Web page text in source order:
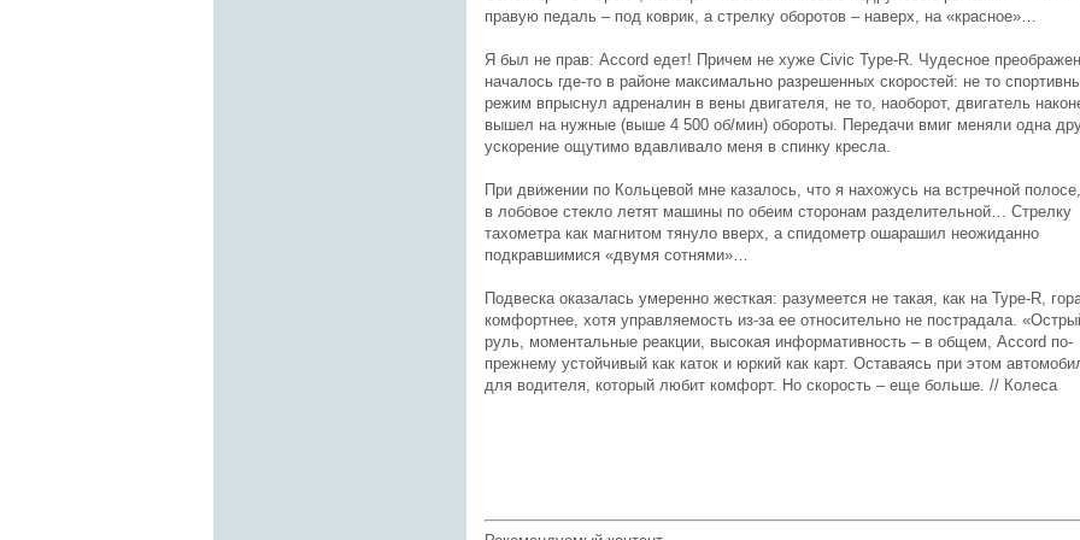
правую педаль – под коврик, а стрелку оборотов – наверх, на «красное»…
Я был не прав: Accord едет! Причем не хуже Civic Type-R. Чудесное
началось где-то в районе максимально разрешенных скоростей: не то
режим впрыснул адреналин в вены двигателя, не то, наоборот, двигатель
вышел на нужные (выше 4 500 об/мин) обороты. Передачи вмиг меняли одна
ускорение ощутимо вдавливало меня в спинку кресла.
При движении по Кольцевой мне казалось, что я нахожусь на встречной
в лобовое стекло летят машины по обеим сторонам разделительной… Стрелку
тахометра как магнитом тянуло вверх, а спидометр ошарашил неожиданно
подкравшимися «двумя сотнями»…
Подвеска оказалась умеренно жесткая: разумеется не такая, как на Type-R,
комфортнее, хотя управляемость из-за ее относительно не пострадала.
руль, моментальные реакции, высокая информативность – в общем, Accord по-
прежнему устойчивый как каток и юркий как карт. Оставаясь при этом
для водителя, который любит комфорт. Но скорость – еще больше. // Колеса